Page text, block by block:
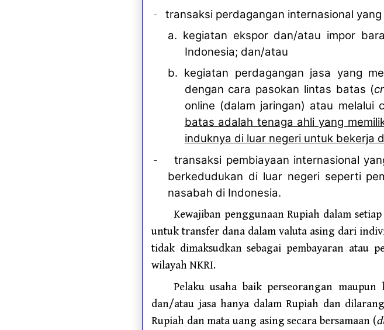
-
transaksi perdagangan internasional yang
a. kegiatan ekspor dan/atau impor
Indonesia; dan/atau
b. kegiatan perdagangan jasa yang
dengan cara pasokan lintas batas (
online (dalam jaringan) atau melalui
batas adalah tenaga ahli yang
induknya di luar negeri untuk bekerja
-
transaksi pembiayaan internasional
berkedudukan di luar negeri seperti
nasabah di Indonesia.
Kewajiban penggunaan Rupiah dalam
untuk transfer dana dalam valuta asing dari
tidak dimaksudkan sebagai pembayaran atau
wilayah NKRI.
Pelaku usaha baik perseorangan
dan/atau jasa hanya dalam Rupiah dan
Rupiah dan mata uang asing secara bersamaan (